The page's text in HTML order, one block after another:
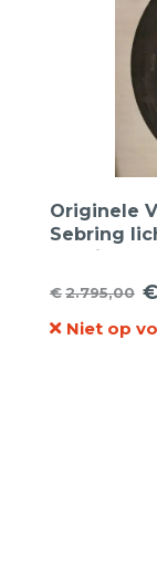
Originele
Sebring
Seal
€2.795,00
prijs
€
Huidige
prijs
Niet op